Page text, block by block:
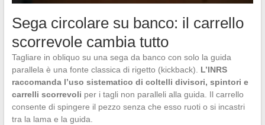
Sega circolare su banco: il carrello
scorrevole cambia tutto
Tagliare in obliquo su una sega da banco con solo la guida
parallela è una fonte classica di rigetto (kickback). L’INRS
raccomanda l’uso sistematico di coltelli divisori, spintori e
carrelli scorrevoli per i tagli non paralleli alla guida. Il carrello
consente di spingere il pezzo senza che esso ruoti o si incastri
tra la lama e la guida.